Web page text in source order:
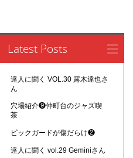
Latest Posts
達人に聞く VOL.30 露木達也さ
ん
穴場紹介❾仲町台のジャズ喫
茶
ピックガードが傷だらけ❷
達人に聞く vol.29 Geminiさん